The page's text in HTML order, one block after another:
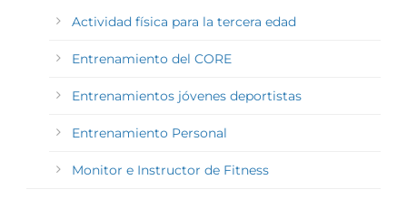
Actividad física para la tercera edad
Entrenamiento del CORE
Entrenamientos jóvenes deportistas
Entrenamiento Personal
Monitor e Instructor de Fitness